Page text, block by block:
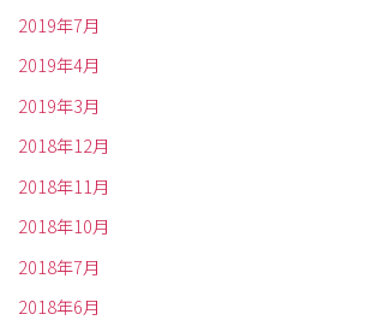
2019年7月
2019年4月
2019年3月
2018年12月
2018年11月
2018年10月
2018年7月
2018年6月